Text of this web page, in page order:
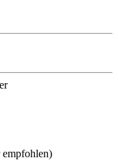
empfohlen)